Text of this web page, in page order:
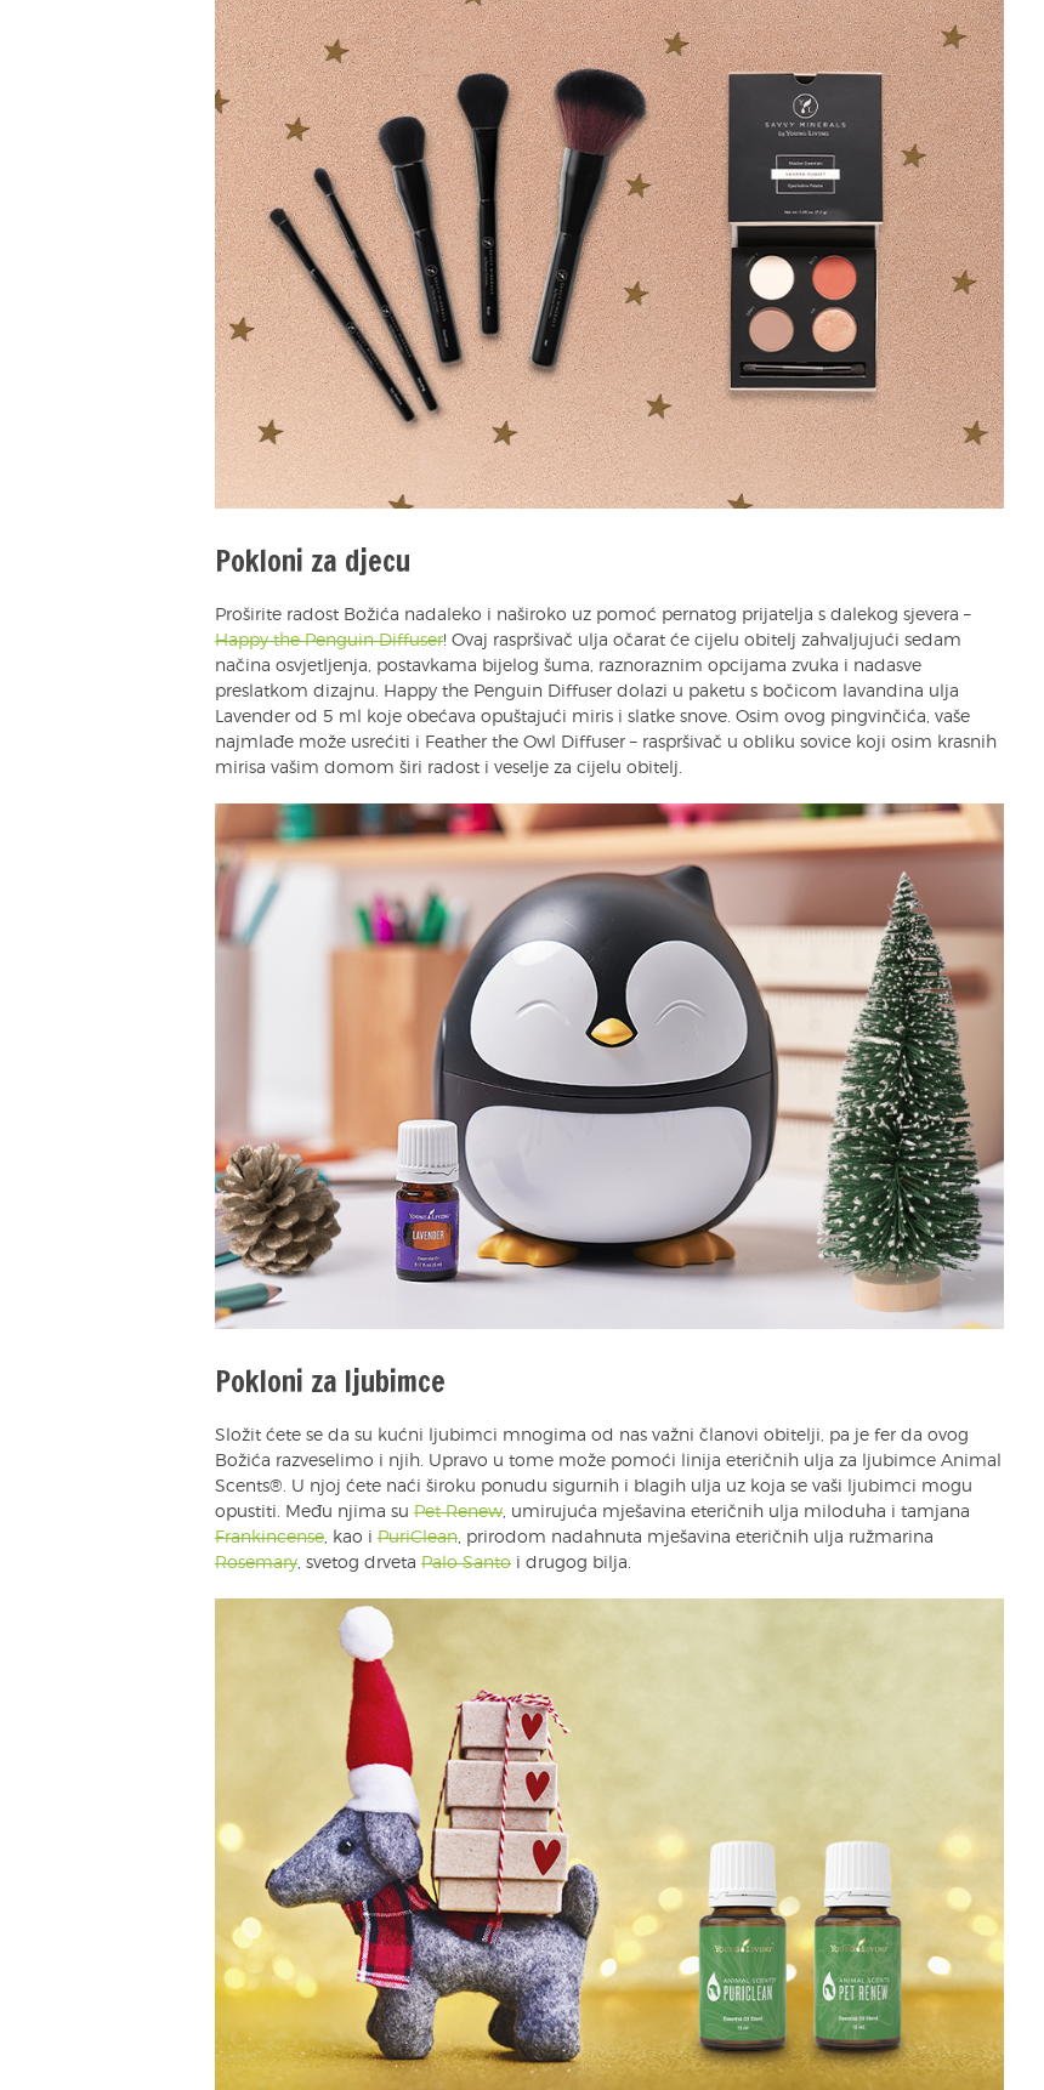
Pokloni za djecu
Proširite radost Božića nadaleko i naširoko uz pomoć pernatog prijatelja s dalekog sjevera –
Happy the Penguin Diffuser! Ovaj raspršivač ulja očarat će cijelu obitelj zahvaljujući sedam
načina osvjetljenja, postavkama bijelog šuma, raznoraznim opcijama zvuka i nadasve
preslatkom dizajnu. Happy the Penguin Diffuser dolazi u paketu s bočicom lavandina ulja
Lavender od 5 ml koje obećava opuštajući miris i slatke snove. Osim ovog pingvinčića, vaše
najmlađe može usrećiti i Feather the Owl Diffuser – raspršivač u obliku sovice koji osim krasnih
mirisa vašim domom širi radost i veselje za cijelu obitelj.
Pokloni za ljubimce
Složit ćete se da su kućni ljubimci mnogima od nas važni članovi obitelji, pa je fer da ovog
Božića razveselimo i njih. Upravo u tome može pomoći linija eteričnih ulja za ljubimce Animal
Scents®. U njoj ćete naći široku ponudu sigurnih i blagih ulja uz koja se vaši ljubimci mogu
opustiti. Među njima su Pet Renew , umirujuća mješavina eteričnih ulja miloduha i tamjana
Frankincense , kao i PuriClean , prirodom nadahnuta mješavina eteričnih ulja ružmarina
Rosemary , svetog drveta Palo Santo i drugog bilja.